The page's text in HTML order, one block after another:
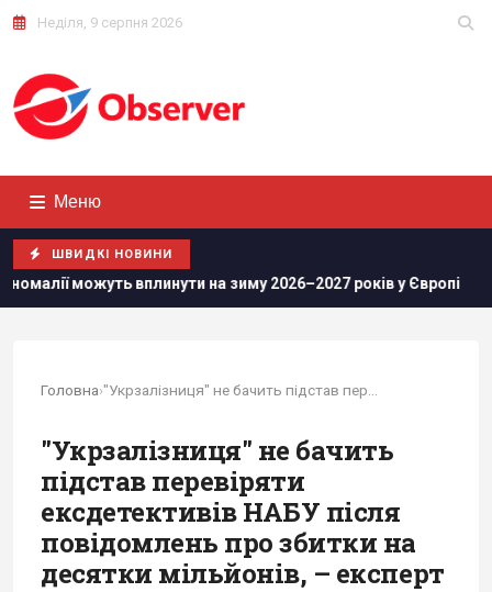
Неділя, 9 серпня 2026
Меню
ШВИДКІ НОВИНИ
вплинути на зиму 2026–2027 років у Європі Росіяни
Головна›
"Укрзалізниця" не бачить
підстав перевіряти
ексдетективів НАБУ після
повідомлень про збитки на
десятки мільйонів, – експерт